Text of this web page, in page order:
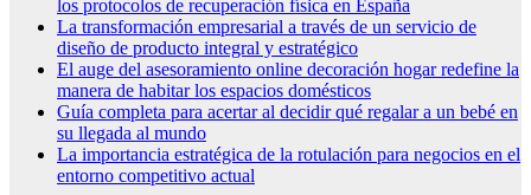
los protocolos de recuperación física en España
La transformación empresarial a través de un servicio de
diseño de producto integral y estratégico
El auge del asesoramiento online decoración hogar redefine la
manera de habitar los espacios domésticos
Guía completa para acertar al decidir qué regalar a un bebé en
su llegada al mundo
La importancia estratégica de la rotulación para negocios en el
entorno competitivo actual